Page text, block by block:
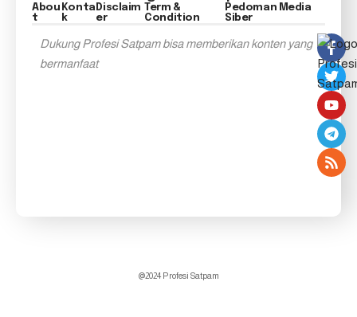
Abou
t
Konta
k
Disclaim
er
Term &
Condition
Pedoman Media
Siber
Dukung Profesi Satpam bisa memberikan konten yang
bermanfaat
@2024 Profesi Satpam